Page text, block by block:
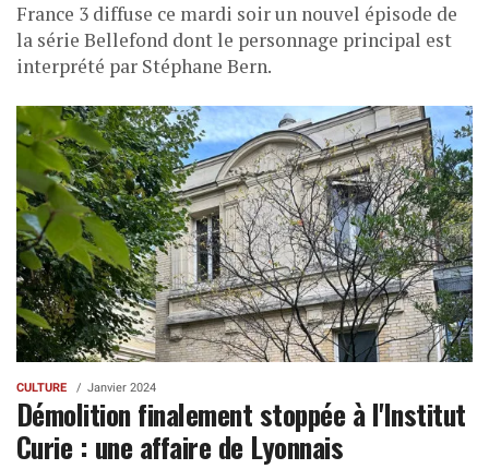
France 3 diffuse ce mardi soir un nouvel épisode de
la série Bellefond dont le personnage principal est
interprété par Stéphane Bern.
CULTURE Janvier 2024
Démolition finalement stoppée à l'Institut
Curie : une affaire de Lyonnais